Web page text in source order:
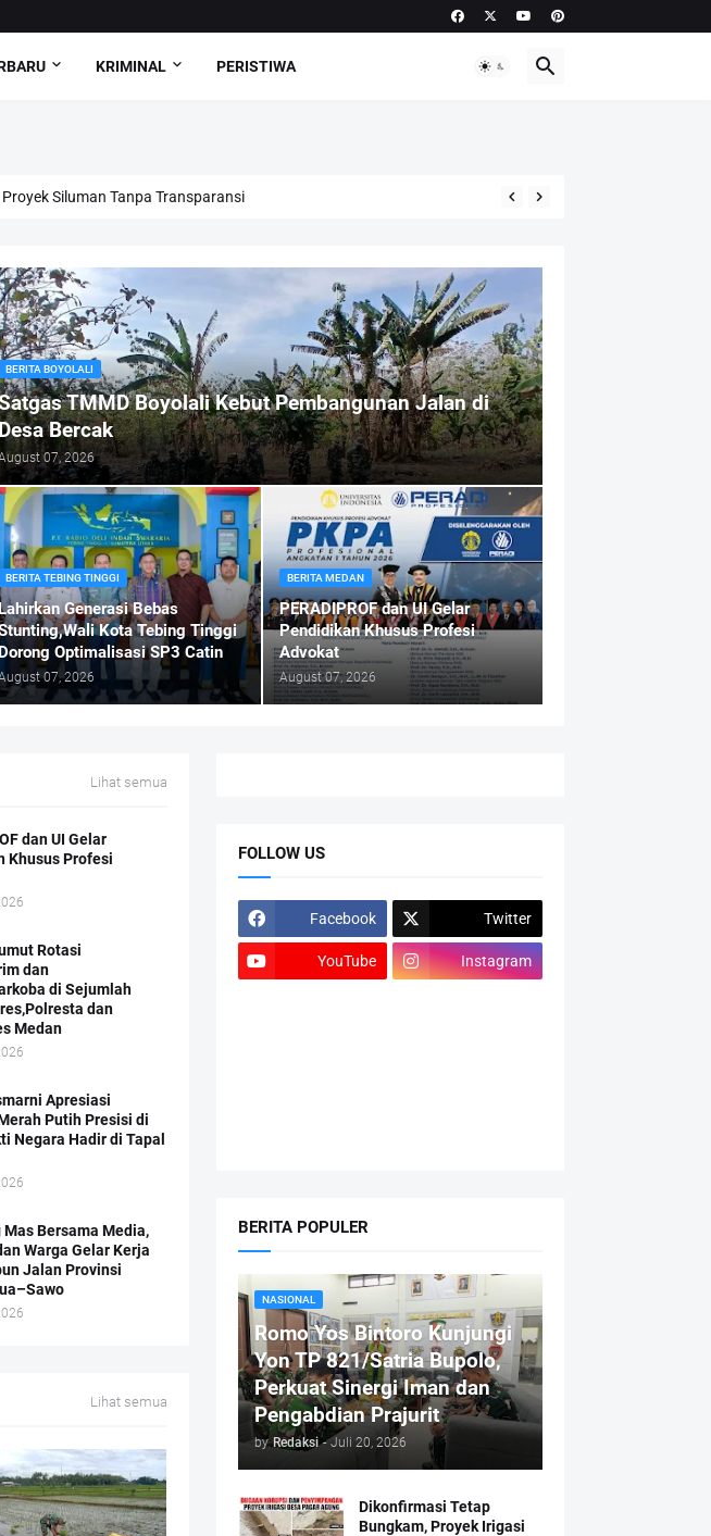
KRIMINAL PERISTIWA
Siluman Tanpa Transparansi
BERITA BOYOLALI
TMMD Boyolali Kebut Pembangunan Jalan di
Bercak
07, 2026
BERITA TEBING TINGGI
Generasi Bebas
Kota Tebing Tinggi
Optimalisasi SP3 Catin
07, 2026
BERITA MEDAN
PERADIPROF dan UI Gelar
Pendidikan Khusus Profesi
Advokat
August 07, 2026
Lihat semua
dan UI Gelar
Khusus Profesi
Rotasi
dan
di Sejumlah
dan
Medan
Apresiasi
Putih Presisi di
Negara Hadir di Tapal
Mas Bersama Media,
Warga Gelar Kerja
Jalan Provinsi
Lihat semua
FOLLOW US
Facebook Twitter
YouTube Instagram
BERITA POPULER
NASIONAL
Romo Yos Bintoro Kunjungi
Yon TP 821/Satria Bupolo,
Perkuat Sinergi Iman dan
Pengabdian Prajurit
by Redaksi - Juli 20, 2026
Dikonfirmasi Tetap
Bungkam, Proyek Irigasi